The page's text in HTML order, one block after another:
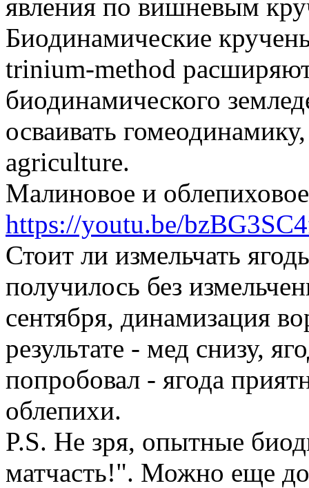
явления по вишневым
Биодинамические
trinium-method
биодинамического
осваивать
agriculture.
Малиновое и
https://youtu.be/
Стоит ли измельчать
получилось без
сентября, динамизация
результате - мед снизу,
попробовал - ягода
облепихи.
P.S. Не зря, опытные
матчасть!". Можно еще